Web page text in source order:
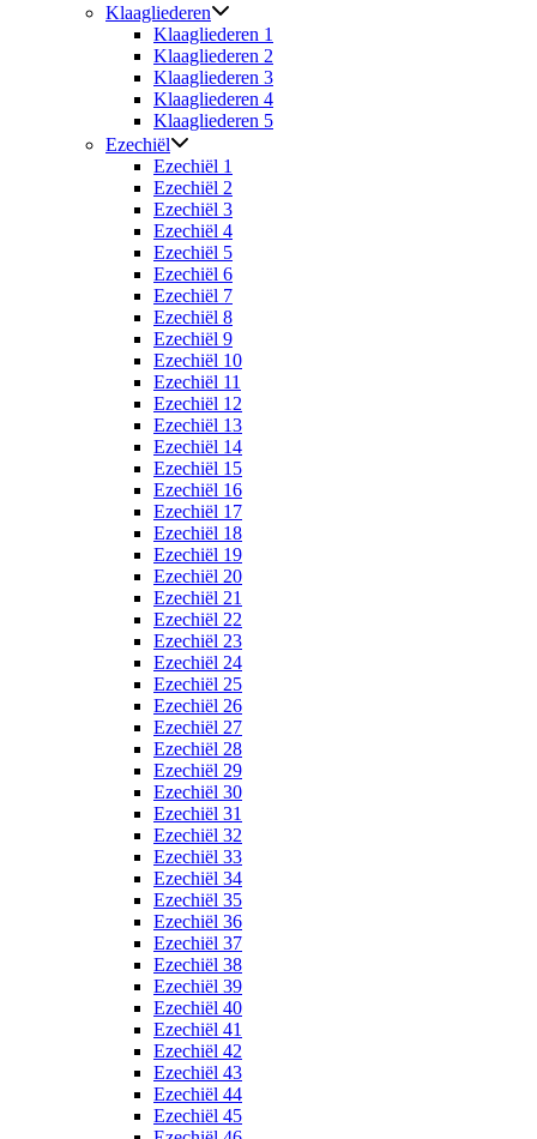
Klaagliederen
Klaagliederen 1
Klaagliederen 2
Klaagliederen 3
Klaagliederen 4
Klaagliederen 5
Ezechiël
Ezechiël 1
Ezechiël 2
Ezechiël 3
Ezechiël 4
Ezechiël 5
Ezechiël 6
Ezechiël 7
Ezechiël 8
Ezechiël 9
Ezechiël 10
Ezechiël 11
Ezechiël 12
Ezechiël 13
Ezechiël 14
Ezechiël 15
Ezechiël 16
Ezechiël 17
Ezechiël 18
Ezechiël 19
Ezechiël 20
Ezechiël 21
Ezechiël 22
Ezechiël 23
Ezechiël 24
Ezechiël 25
Ezechiël 26
Ezechiël 27
Ezechiël 28
Ezechiël 29
Ezechiël 30
Ezechiël 31
Ezechiël 32
Ezechiël 33
Ezechiël 34
Ezechiël 35
Ezechiël 36
Ezechiël 37
Ezechiël 38
Ezechiël 39
Ezechiël 40
Ezechiël 41
Ezechiël 42
Ezechiël 43
Ezechiël 44
Ezechiël 45